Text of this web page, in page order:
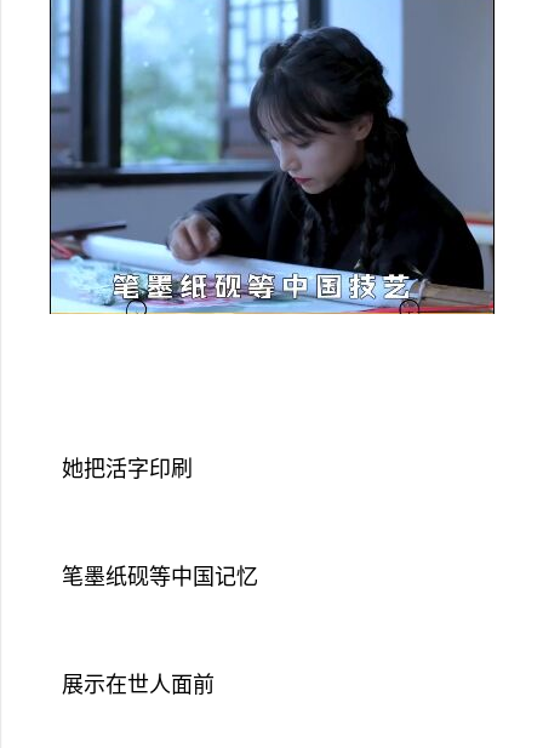
她把活字印刷
笔墨纸砚等中国记忆
展示在世人面前